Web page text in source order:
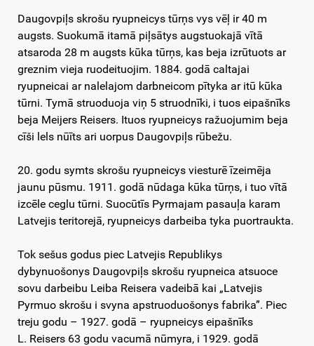
Daugovpiļs skrošu ryupneicys tūrņs vys vēļ ir 40 m
augsts. Suokumā itamā piļsātys augstuokajā vītā
atsaroda 28 m augsts kūka tūrņs, kas beja izrūtuots ar
greznim vieja ruodeituojim. 1884. godā caltajai
ryupneicai ar nalelajom darbneicom pītyka ar itū kūka
tūrni. Tymā struoduoja viņ 5 struodnīki, i tuos eipašnīks
beja Meijers Reisers. Ituos ryupneicys ražuojumim beja
cīši lels nūīts ari uorpus Daugovpiļs rūbežu.
20. godu symts skrošu ryupneicys viesturē īzeimēja
jaunu pūsmu. 1911. godā nūdaga kūka tūrņs, i tuo vītā
izcēle ceglu tūrni. Suocūtīs Pyrmajam pasauļa karam
Latvejis teritorejā, ryupneicys darbeiba tyka puortraukta.
Tok sešus godus piec Latvejis Republikys
dybynuošonys Daugovpiļs skrošu ryupneica atsuoce
sovu darbeibu Leiba Reisera vadeibā kai „Latvejis
Pyrmuo skrošu i svyna apstruoduošonys fabrika”. Piec
treju godu – 1927. godā – ryupneicys eipašnīks
L. Reisers 63 godu vacumā nūmyra, i 1929. godā